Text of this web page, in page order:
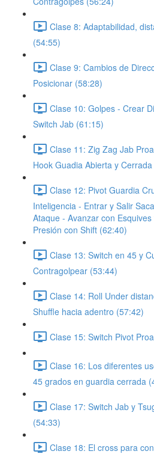
Clase 8: Adaptabilidad,
(54:55)
Clase 9: Cambios de
Posicionar (58:28)
Clase 10: Golpes - Crear
Switch Jab (61:15)
Clase 11: Zig Zag Jab
Hook Guadia Abierta y
Clase 12: Pivot Guardia
Inteligencia - Entrar y Salir
Ataque - Avanzar con
Presión con Shift (62:40)
Clase 13: Switch en 45 y
Contragolpear (53:44)
Clase 14: Roll Under
Shuffle hacia adentro (57:42)
Clase 15: Switch Pivot
Clase 16: Los diferentes
45 grados en guardia cerrada
Clase 17: Switch Jab y
(54:33)
Clase 18: El cross para